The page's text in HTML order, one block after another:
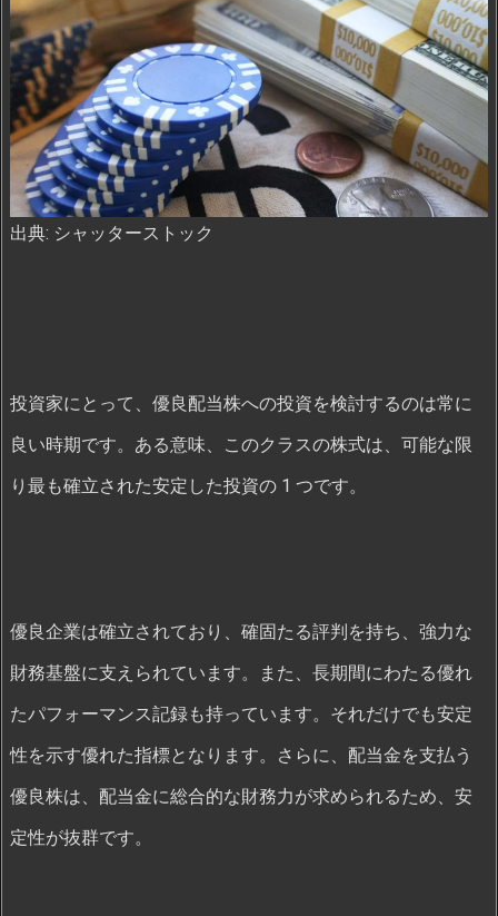
出典: シャッターストック
投資家にとって、優良配当株への投資を検討するのは常に
良い時期です。ある意味、このクラスの株式は、可能な限
り最も確立された安定した投資の 1 つです。
優良企業は確立されており、確固たる評判を持ち、強力な
財務基盤に支えられています。また、長期間にわたる優れ
たパフォーマンス記録も持っています。それだけでも安定
性を示す優れた指標となります。さらに、配当金を支払う
優良株は、配当金に総合的な財務力が求められるため、安
定性が抜群です。